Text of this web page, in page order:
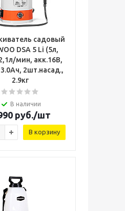
садовый
DSA 5 Li (5л,
мин, акк.16В,
2шт.насад.,
2.9кг
В наличии
руб./шт
В корзину